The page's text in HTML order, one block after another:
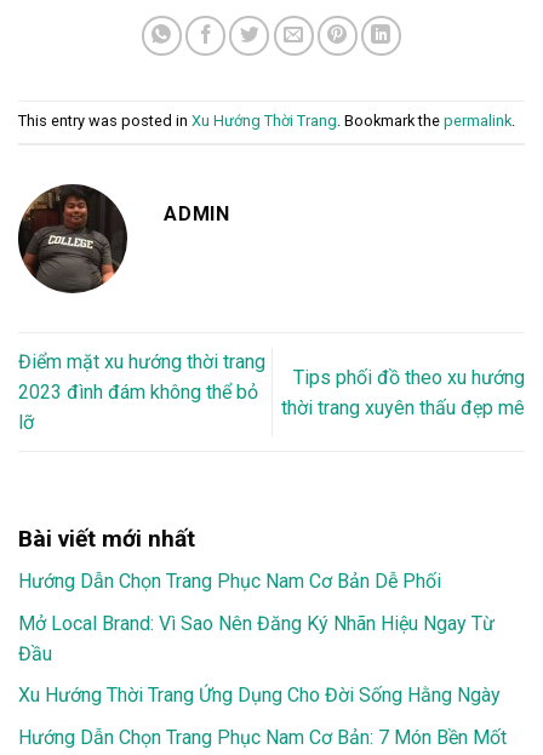
This entry was posted in Xu Hướng Thời Trang. Bookmark the permalink.
ADMIN
Điểm mặt xu hướng thời trang
2023 đình đám không thể bỏ
lỡ
Tips phối đồ theo xu hướng
thời trang xuyên thấu đẹp mê
Bài viết mới nhất
Hướng Dẫn Chọn Trang Phục Nam Cơ Bản Dễ Phối
Mở Local Brand: Vì Sao Nên Đăng Ký Nhãn Hiệu Ngay Từ
Đầu
Xu Hướng Thời Trang Ứng Dụng Cho Đời Sống Hằng Ngày
Hướng Dẫn Chọn Trang Phục Nam Cơ Bản: 7 Món Bền Mốt